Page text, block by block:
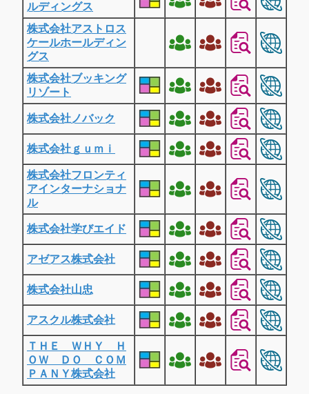
ルディングス
株式会社アストロス
ケールホールディン
グス
株式会社ブッキング
リゾート
株式会社ノバック
株式会社ｇｕｍｉ
株式会社フロンティ
アインターナショナ
ル
株式会社学びエイド
アゼアス株式会社
株式会社山忠
アスクル株式会社
ＴＨＥ ＷＨＹ Ｈ
ＯＷ ＤＯ ＣＯＭ
ＰＡＮＹ株式会社